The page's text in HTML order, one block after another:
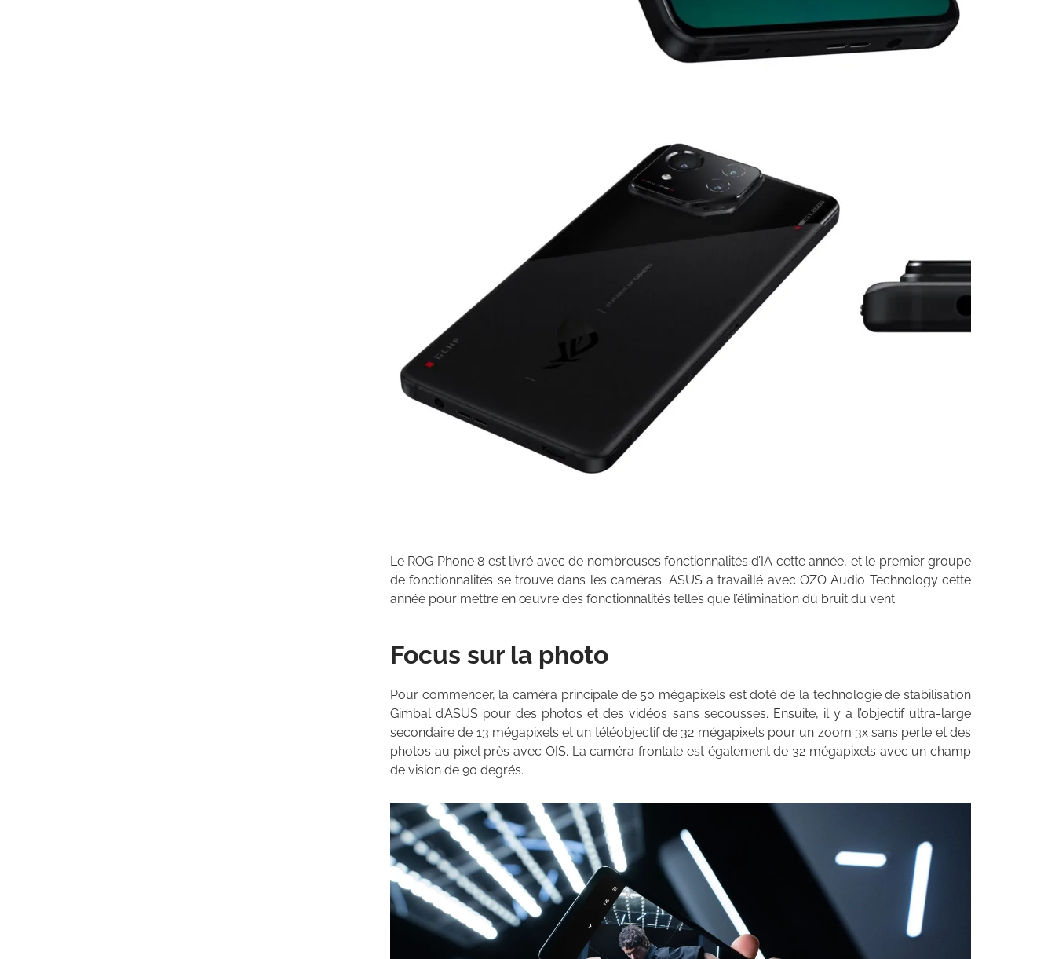
Le ROG Phone 8 est livré avec de nombreuses fonctionnalités d’IA cette année, et le premier groupe
de fonctionnalités se trouve dans les caméras. ASUS a travaillé avec OZO Audio Technology cette
année pour mettre en œuvre des fonctionnalités telles que l’élimination du bruit du vent.
Focus sur la photo
Pour commencer, la caméra principale de 50 mégapixels est doté de la technologie de stabilisation
Gimbal d’ASUS pour des photos et des vidéos sans secousses. Ensuite, il y a l’objectif ultra-large
secondaire de 13 mégapixels et un téléobjectif de 32 mégapixels pour un zoom 3x sans perte et des
photos au pixel près avec OIS. La caméra frontale est également de 32 mégapixels avec un champ
de vision de 90 degrés.